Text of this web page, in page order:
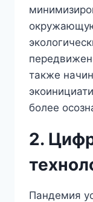
также
более
2.
Пандемия